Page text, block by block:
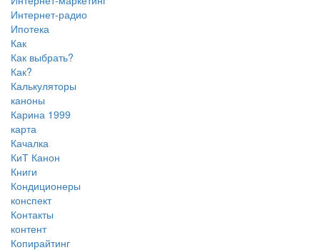
Интернет-радио
Ипотека
Как
Как выбрать?
Как?
Калькуляторы
каноны
Карина 1999
карта
Качалка
КиТ Канон
Книги
Кондиционеры
конспект
Контакты
контент
Копирайтинг